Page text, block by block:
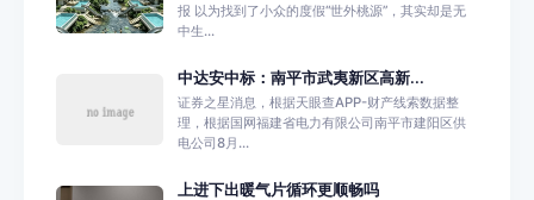
报 以为找到了小众的度假“世外桃源”，其实却是无
中生...
中达安中标：南平市武夷新区高新...
证券之星消息，根据天眼查APP-财产线索数据整
理，根据国网福建省电力有限公司南平市建阳区供
电公司8月...
上进下出暖气片循环更顺畅吗